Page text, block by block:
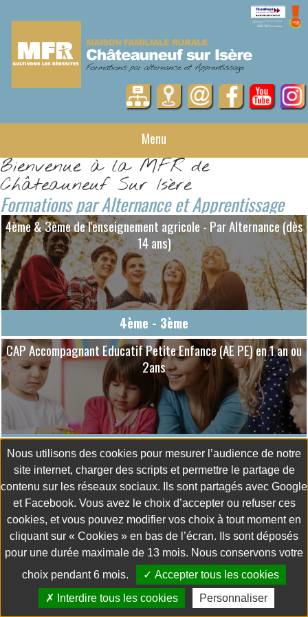
Menu
Bienvenue à la MFR de
Châteauneuf Sur Isère
Formations par Alternance et Apprentissage
4ème - 3ème
4ème & 3ème de l'enseignement agricole - Par Alternance (dès
14 ans)
Petite Enfance
CAP Accompagnant Educatif Petite Enfance (AE PE) en 1 an ou
2ans
Services aux Personnes
BAC PRO Services Aux Personnes et Animation dans les
Territoires (S.A.P.A.T)
BTS Économie Sociale Familiale (ESF)
Nous utilisons des cookies pour mesurer l’audience de notre
site internet, charger des scripts et permettre le partage de
contenu sur les réseaux sociaux. Ils sont partagés avec Google
et Facebook. Vous avez le choix d’accepter ou refuser ces
cookies, et vous pouvez modifier vos choix à tout moment en
cliquant sur « Cookies » en bas de l’écran. Ils sont déposés
pour une durée maximale de 13 mois. Nous conservons votre
choix pendant 6 mois.
Accepter tous les cookies
Interdire tous les cookies
Personnaliser